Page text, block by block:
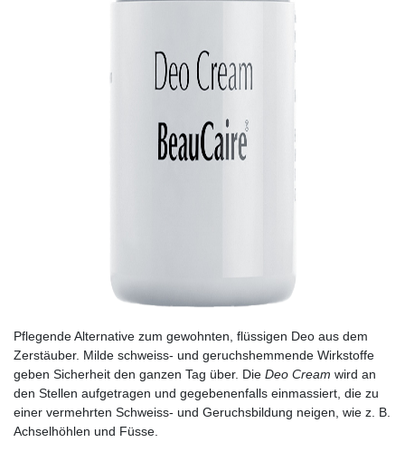
Pflegende Alternative zum gewohnten, flüssigen Deo aus dem
Zerstäuber. Milde schweiss- und geruchshemmende Wirkstoffe
geben Sicherheit den ganzen Tag über. Die Deo Cream wird an
den Stellen aufgetragen und gegebenenfalls einmassiert, die zu
einer vermehrten Schweiss- und Geruchsbildung neigen, wie z. B.
Achselhöhlen und Füsse.